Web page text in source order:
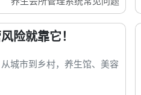
险就靠它！
城市到乡村，养生馆、美容